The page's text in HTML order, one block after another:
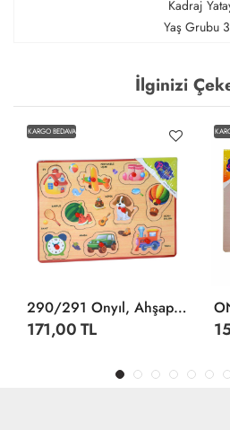
Kadraj
Yaş Grubu
İlginizi
KARGO BEDAVA
290/291 Onyıl, Ahşap Tutmalı Karışık Serisi
171,00 TL